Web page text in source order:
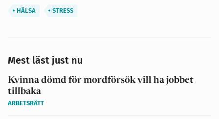
HÄLSA STRESS
Mest läst just nu
Kvinna dömd för mordförsök vill ha jobbet
tillbaka
ARBETSRÄTT